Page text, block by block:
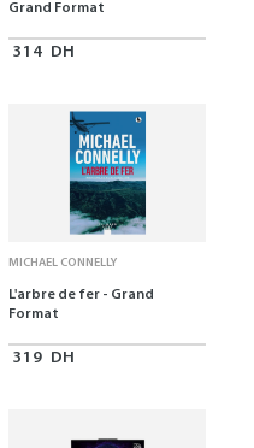
Grand Format
314 DH
MICHAEL CONNELLY
L'arbre de fer - Grand
Format
319 DH